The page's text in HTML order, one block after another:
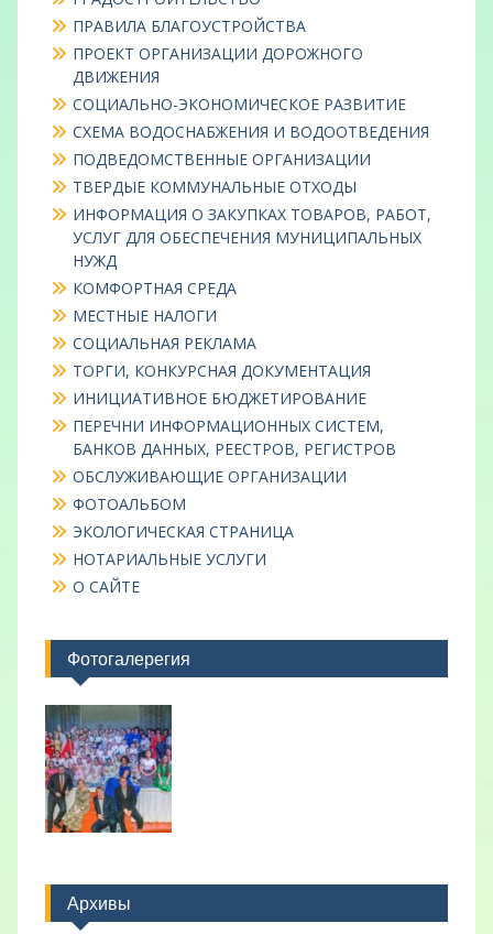
ПРАВИЛА БЛАГОУСТРОЙСТВА
ПРОЕКТ ОРГАНИЗАЦИИ ДОРОЖНОГО
ДВИЖЕНИЯ
СОЦИАЛЬНО-ЭКОНОМИЧЕСКОЕ РАЗВИТИЕ
СХЕМА ВОДОСНАБЖЕНИЯ И ВОДООТВЕДЕНИЯ
ПОДВЕДОМСТВЕННЫЕ ОРГАНИЗАЦИИ
ТВЕРДЫЕ КОММУНАЛЬНЫЕ ОТХОДЫ
ИНФОРМАЦИЯ О ЗАКУПКАХ ТОВАРОВ, РАБОТ,
УСЛУГ ДЛЯ ОБЕСПЕЧЕНИЯ МУНИЦИПАЛЬНЫХ
НУЖД
КОМФОРТНАЯ СРЕДА
МЕСТНЫЕ НАЛОГИ
СОЦИАЛЬНАЯ РЕКЛАМА
ТОРГИ, КОНКУРСНАЯ ДОКУМЕНТАЦИЯ
ИНИЦИАТИВНОЕ БЮДЖЕТИРОВАНИЕ
ПЕРЕЧНИ ИНФОРМАЦИОННЫХ СИСТЕМ,
БАНКОВ ДАННЫХ, РЕЕСТРОВ, РЕГИСТРОВ
ОБСЛУЖИВАЮЩИЕ ОРГАНИЗАЦИИ
ФОТОАЛЬБОМ
ЭКОЛОГИЧЕСКАЯ СТРАНИЦА
НОТАРИАЛЬНЫЕ УСЛУГИ
О САЙТЕ
Фотогалерегия
Архивы